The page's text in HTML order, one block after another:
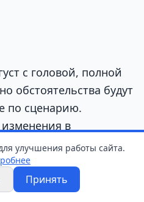
с головой, полной
обстоятельства будут
по сценарию.
в
повороты
этого знака.
улучшения работы сайта.
Принять